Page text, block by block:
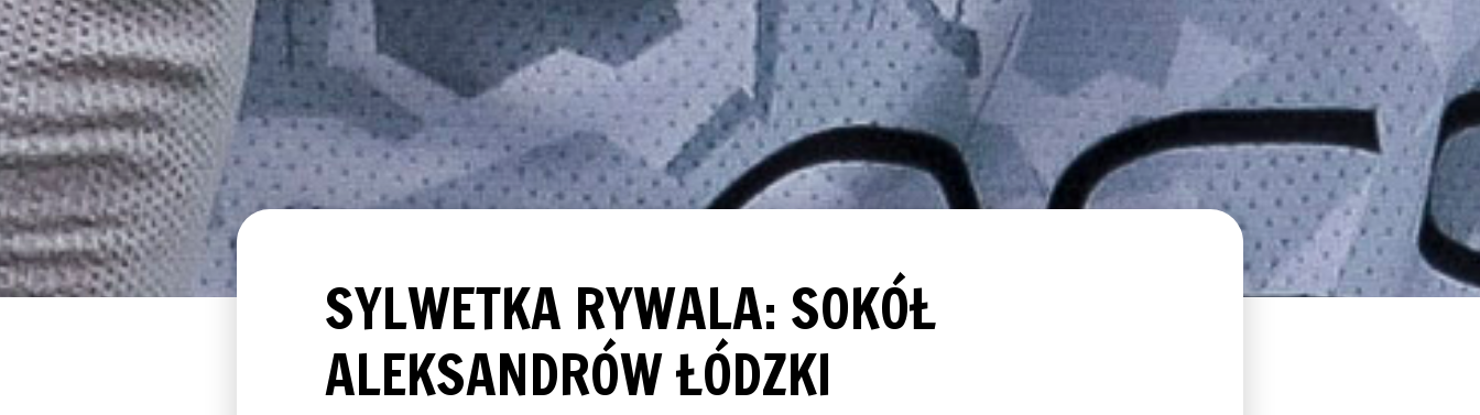
SYLWETKA RYWALA: SOKÓŁ
ALEKSANDRÓW ŁÓDZKI